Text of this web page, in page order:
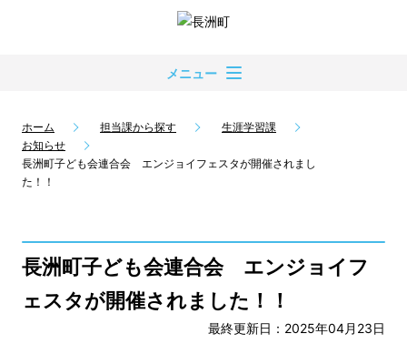
メニュー
ホーム 担当課から探す
生涯学習課
お知らせ
長洲町子ども会連合会 エンジョイフェスタが開催されまし
た！！
長洲町子ども会連合会 エンジョイフ
ェスタが開催されました！！
最終更新日：2025年04月23日